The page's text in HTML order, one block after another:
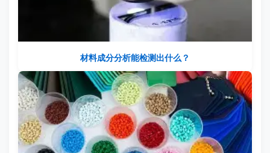
材料成分分析能检测出什么？